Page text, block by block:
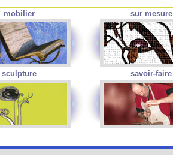
mobilier
sur mesure
sculpture
savoir-faire